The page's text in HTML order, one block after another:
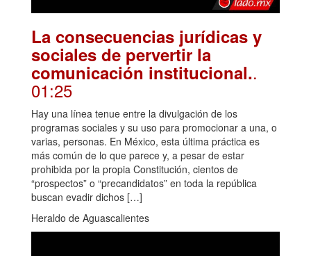
La consecuencias jurídicas y
sociales de pervertir la
comunicación institucional..
01:25
Hay una línea tenue entre la divulgación de los
programas sociales y su uso para promocionar a una, o
varias, personas. En México, esta última práctica es
más común de lo que parece y, a pesar de estar
prohibida por la propia Constitución, cientos de
“prospectos” o “precandidatos” en toda la república
buscan evadir dichos […]
Heraldo de Aguascalientes